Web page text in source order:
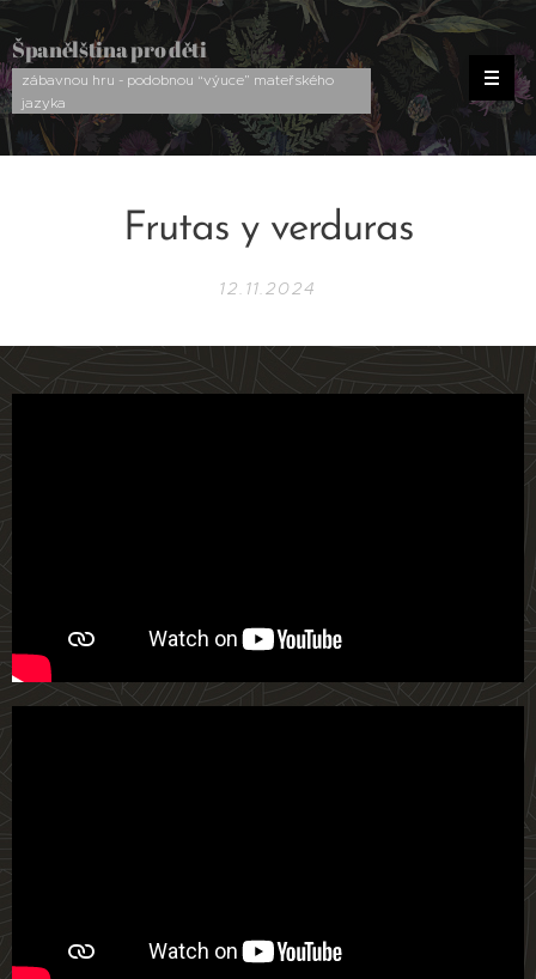
Španělština pro děti
zábavnou hru - podobnou “výuce” mateřského
jazyka
Frutas y verduras
12.11.2024